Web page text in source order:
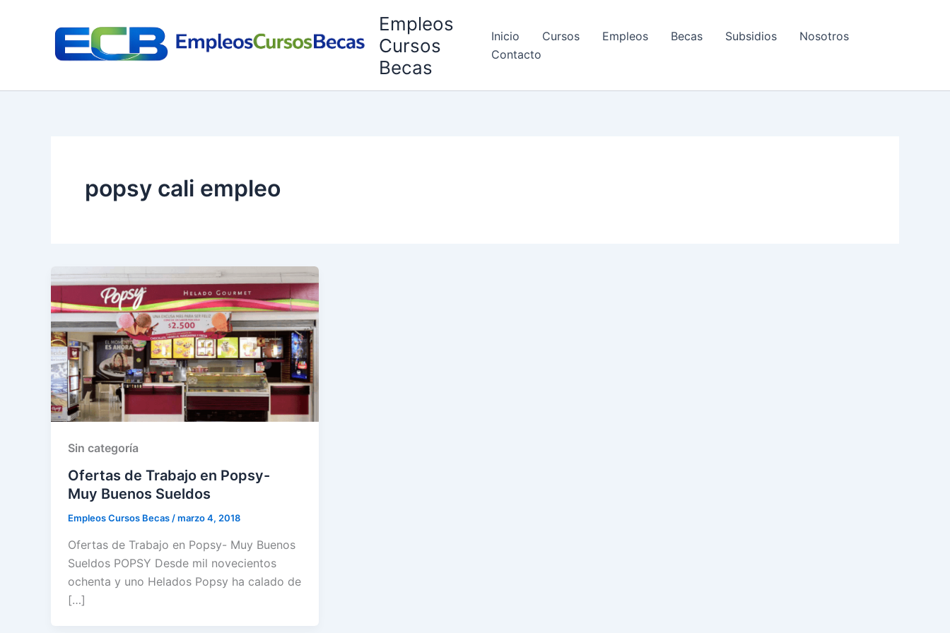
Empleos
Cursos
Becas
Inicio Cursos Empleos Becas Subsidios
Nosotros
Contacto
popsy cali empleo
Sin categoría
Ofertas de Trabajo en Popsy-
Muy Buenos Sueldos
Empleos Cursos Becas /marzo 4, 2018
Ofertas de Trabajo en Popsy- Muy Buenos
Sueldos POPSY Desde mil novecientos
ochenta y uno Helados Popsy ha calado de
[…]